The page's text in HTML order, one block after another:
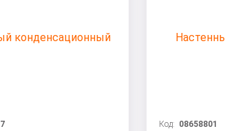
Код: 08658801